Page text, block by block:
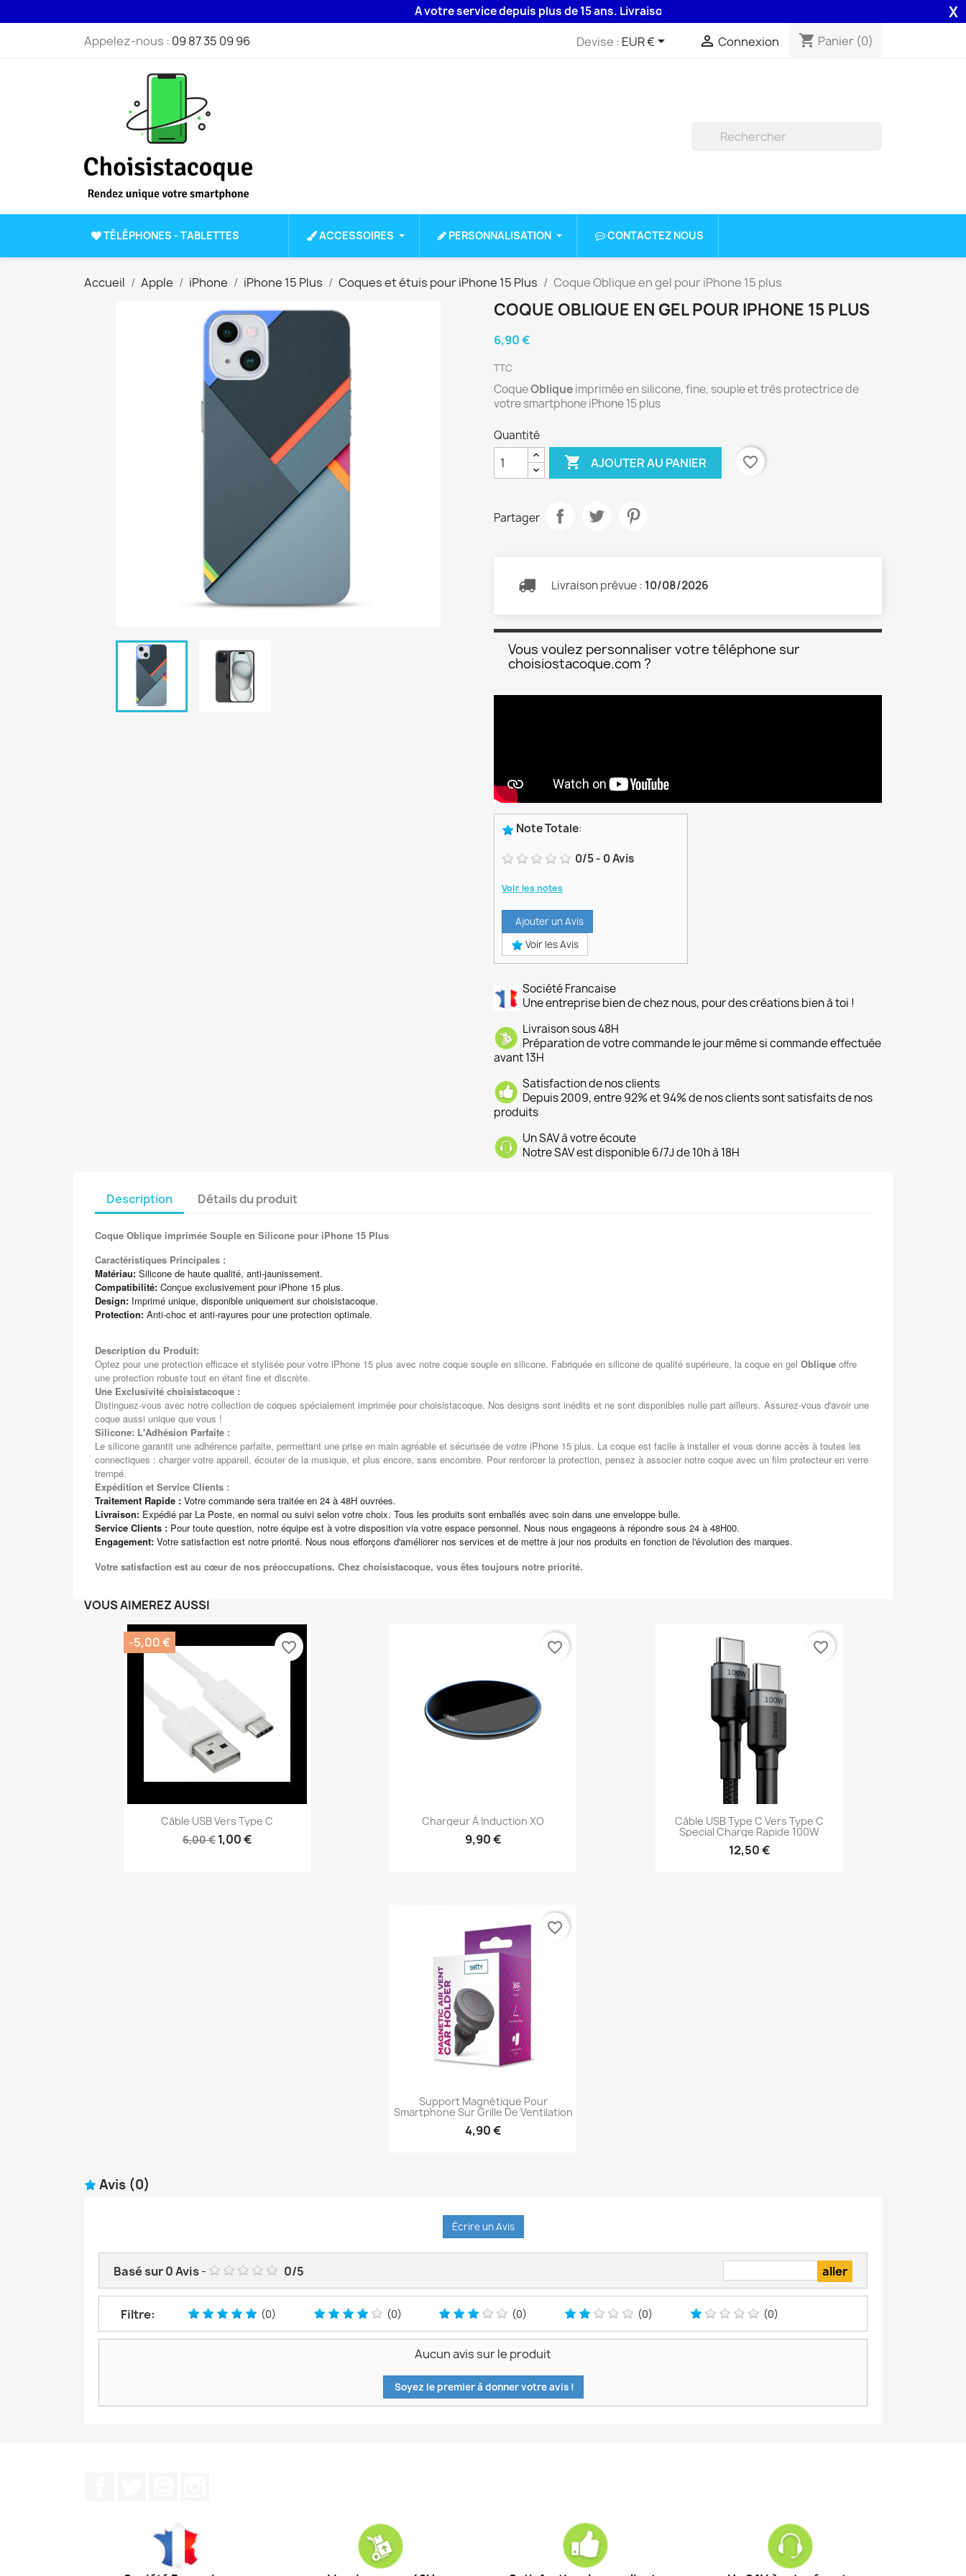
A votre service depuis plus de 15 ans. Livraison 48H assurée par la Poste . X
Appelez-nous : 09 87 35 09 96 Devise : EUR €  Connexion shopping_cart Panier (0)
TÉLÉPHONES - TABLETTES ACCESSOIRES PERSONNALISATION CONTACTEZ NOUS
Accueil Apple iPhone iPhone 15 Plus Coques et étuis pour iPhone 15 Plus Coque Oblique en gel pour iPhone 15 plus
COQUE OBLIQUE EN GEL POUR IPHONE 15 PLUS
6,90 €
TTC
CoqueObliqueimprimée en silicone, fine, souple et très protectrice de
votre smartphone iPhone 15 plus
Quantité
 AJOUTER AU PANIER favorite_border
Partager
Livraison prévue : 10/08/2026
Vous voulez personnaliser votre téléphone sur
choisiostacoque.com ?
Note Totale:
0/5- 0Avis
Voir les notes
Ajouter un Avis
Voir les Avis
Société Francaise
Une entreprise bien de chez nous, pour des créations bien à toi !
Livraison sous 48H
Préparation de votre commande le jour même si commande effectuée
avant 13H
Satisfaction de nos clients
Depuis 2009, entre 92% et 94% de nos clients sont satisfaits de nos
produits
Un SAV à votre écoute
Notre SAV est disponible 6/7J de 10h à 18H
Description Détails du produit
Coque Oblique imprimée Souple en Silicone pour iPhone 15 Plus
Caractéristiques Principales :
Matériau: Silicone de haute qualité, anti-jaunissement.
Compatibilité: Conçue exclusivement pour iPhone 15 plus.
Design: Imprimé unique, disponible uniquement sur choisistacoque.
Protection: Anti-choc et anti-rayures pour une protection optimale.
Description du Produit:
Optez pour une protection efficace et stylisée pour votre iPhone 15 plus avec notre coque souple en silicone. Fabriquée en silicone de qualité supérieure, la coque en gel Oblique offre
une protection robuste tout en étant fine et discrète.
Une Exclusivité choisistacoque :
Distinguez-vous avec notre collection de coques spécialement imprimée pour choisistacoque. Nos designs sont inédits et ne sont disponibles nulle part ailleurs. Assurez-vous d'avoir une
coque aussi unique que vous !
Silicone: L'Adhésion Parfaite :
Le silicone garantit une adhérence parfaite, permettant une prise en main agréable et sécurisée de votre iPhone 15 plus. La coque est facile à installer et vous donne accès à toutes les
connectiques : charger votre appareil, écouter de la musique, et plus encore, sans encombre. Pour renforcer la protection, pensez à associer notre coque avec un film protecteur en verre
trempé.
Expédition et Service Clients :
Traitement Rapide : Votre commande sera traitée en 24 à 48H ouvrées.
Livraison: Expédié par La Poste, en normal ou suivi selon votre choix. Tous les produits sont emballés avec soin dans une enveloppe bulle.
Service Clients : Pour toute question, notre équipe est à votre disposition via votre espace personnel. Nous nous engageons à répondre sous 24 à 48H00.
Engagement: Votre satisfaction est notre priorité. Nous nous efforçons d'améliorer nos services et de mettre à jour nos produits en fonction de l'évolution des marques.
Votre satisfaction est au cœur de nos préoccupations. Chez choisistacoque, vous êtes toujours notre priorité.
VOUS AIMEREZ AUSSI
Câble USB Vers Type C
6,00 € 1,00 €
-5,00 € favorite_border
Chargeur À Induction XO
9,90 €
favorite_border
Câble USB Type C Vers Type C
Special Charge Rapide 100W
12,50 €
favorite_border
Support Magnétique Pour
Smartphone Sur Grille De Ventilation
4,90 €
favorite_border
Avis (0)
Écrire un Avis
Basé sur0Avis- 0/5
Filtre: (0) (0) (0) (0) (0)
Aucun avis sur le produit
Soyez le premier à donner votre avis !